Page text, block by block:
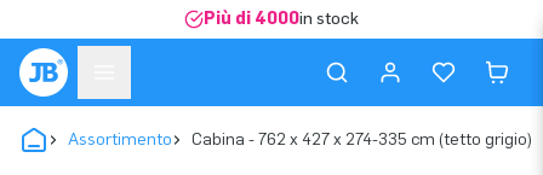
Più di 4000in stock
Assortimento Cabina - 762 x 427 x 274-335 cm (tetto grigio)